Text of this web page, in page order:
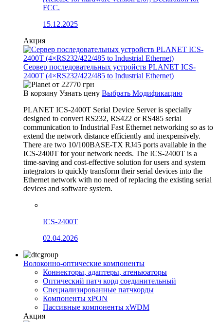
FCC.
15.12.2025
Акция
Сервер последовательных устройств PLANET ICS-
2400T (4×RS232/422/485 to Industrial Ethernet)
от 22770 грн
В корзину Узнать цену Выбрать Модификацию
PLANET ICS-2400T Serial Device Server is specially
designed to convert RS232, RS422 or RS485 serial
communication to Industrial Fast Ethernet networking so as to
extend the network distance efficiently and inexpensively.
There are two 10/100BASE-TX RJ45 ports available in the
ICS-2400T for your network needs. The ICS-2400T is a
time-saving and cost-effective solution for users and system
integrators to quickly transform their serial devices into the
Ethernet network with no need of replacing the existing serial
devices and software system.
ICS-2400T
02.04.2026
Волоконно-оптические компоненты
Коннекторы, адаптеры, атеньюаторы
Оптический патч корд соединительный
Специализированные патчкорды
Компоненты xPON
Пассивные компоненты xWDM
Акция